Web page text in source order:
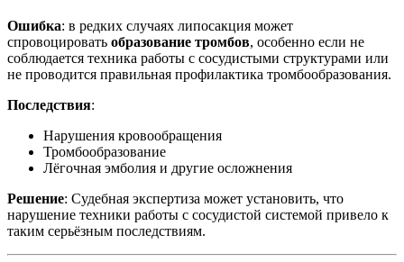
Ошибка: в редких случаях липосакция может
спровоцировать образование тромбов, особенно если не
соблюдается техника работы с сосудистыми структурами или
не проводится правильная профилактика тромбообразования.
Последствия:
Нарушения кровообращения
Тромбообразование
Лёгочная эмболия и другие осложнения
Решение: Судебная экспертиза может установить, что
нарушение техники работы с сосудистой системой привело к
таким серьёзным последствиям.